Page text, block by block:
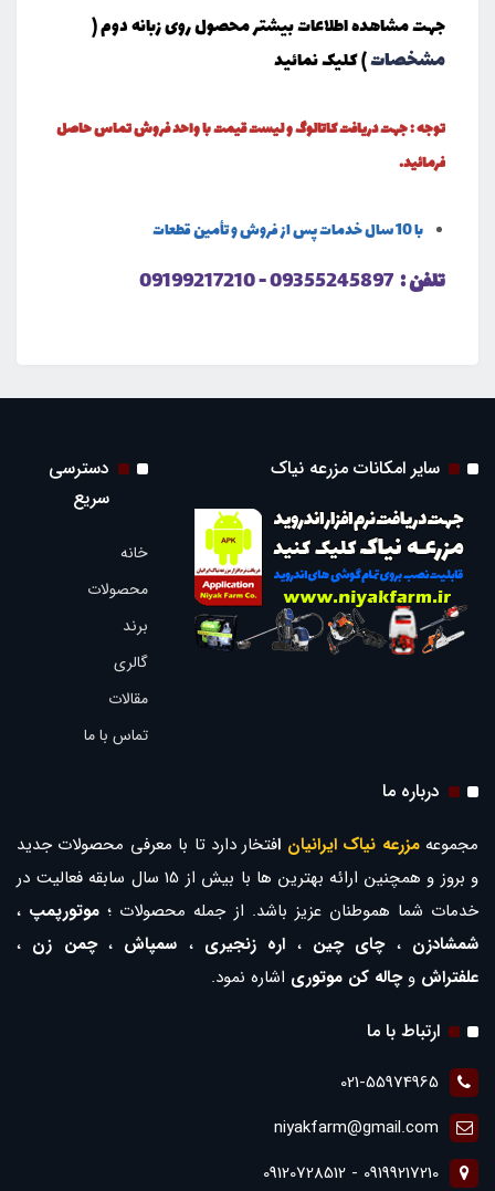
جهت مشاهده اطلاعات بیشتر محصول روی زبانه دوم (
مشخصات) کلیک نمائید
توجه : جهت دریافت کاتالوگ و لیست قیمت با واحد فروش تماس حاصل
فرمائید.
با 10 سال خدمات پس از فروش و تأمین قطعات
تلفن :
سایر امکانات مزرعه نیاک
دسترسی
سریع
خانه
محصولات
برند
گالری
مقالات
تماس با ما
درباره ما
مجموعهمزرعه نیاک ایرانیان افتخار دارد تا با معرفی محصولات جدید
و بروز و همچنین ارائه بهترین ها با بیش از 15 سال سابقه فعالیت در
خدمات شما هموطنان عزیز باشد. از جمله محصولات ؛ موتورپمپ ،
شمشادزن ،چای چین ، اره زنجیری ، سمپاش ،چمن زن ،
علفتراش وچاله کن موتوری اشاره نمود.
ارتباط با ما
021-55974965
niyakfarm@gmail.com
09199217210 - 09120728512